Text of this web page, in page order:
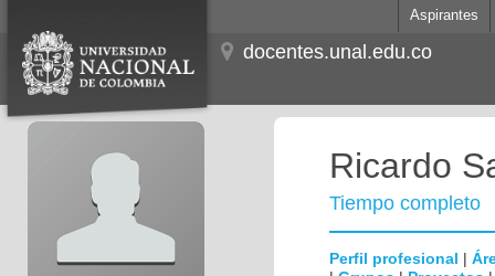
Aspirantes
docentes.unal.edu.co
Ricardo
Tiempo completo
Perfil profesional |